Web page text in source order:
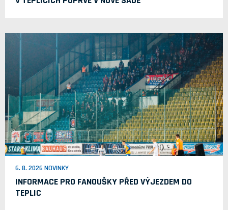
6. 8. 2026 NOVINKY
INFORMACE PRO FANOUŠKY PŘED VÝJEZDEM DO
TEPLIC